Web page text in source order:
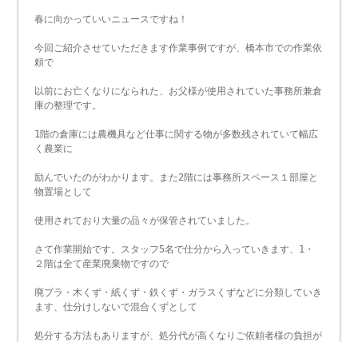
春に向かっていいニュースですね！
今回ご紹介させていただきます作業事例ですが、橋本市での作業依
頼で
以前にお亡くなりになられた、お父様が使用されていた事務所兼倉
庫の整理です。
1階の倉庫には農機具など仕事に関する物が多数残されていて幅広
く農業に
励んでいたのがわかります。また2階には事務所スペース１部屋と
物置場として
使用されており大量の品々が保管されていました。
さて作業開始です。スタッフ5名で仕分から入っていきます、1・
２階は全て産業廃棄物ですので
廃プラ・木くず・紙くず・鉄くず・ガラスくずなどに分類していき
ます、仕分けしないで混合くずとして
処分する方法もありますが、処分代が高くなりご依頼者様の負担が